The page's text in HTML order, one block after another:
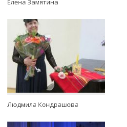
Елена Замятина
Людмила Кондрашова